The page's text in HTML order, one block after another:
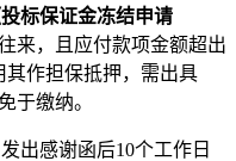
标保证金冻结申请
来，且应付款项金额超出
作担保抵押，需出具
于缴纳。
出感谢函后10个工作日